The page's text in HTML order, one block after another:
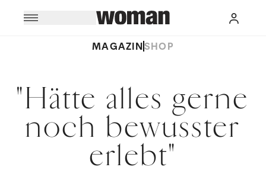
MAGAZINSHOP
"Hätte alles gerne
noch bewusster
erlebt"